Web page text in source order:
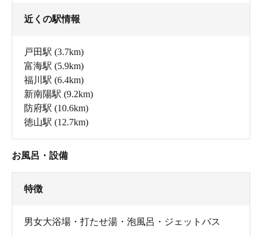
近くの駅情報
戸田駅 (3.7km)
富海駅 (5.9km)
福川駅 (6.4km)
新南陽駅 (9.2km)
防府駅 (10.6km)
徳山駅 (12.7km)
お風呂・設備
特徴
男女大浴場・打たせ湯・泡風呂・ジェットバス